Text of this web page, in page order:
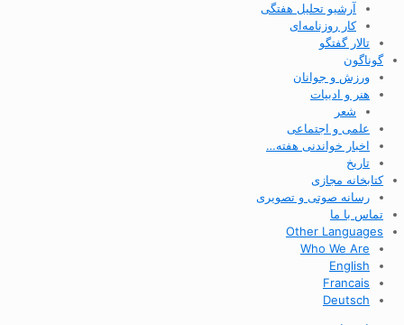
آرشیو تحلیل هفتگی
کار روزنامه‌ای
تالار گفتگو
گوناگون
ورزش و جوانان
هنر و ادبیات
شعر
علمی و اجتماعی
اخبار خواندنی هفته…
تاریخ
کتابخانه مجازی
رسانه صوتی و تصویری
تماس با ما
Other Languages
Who We Are
English
Francais
Deutsch